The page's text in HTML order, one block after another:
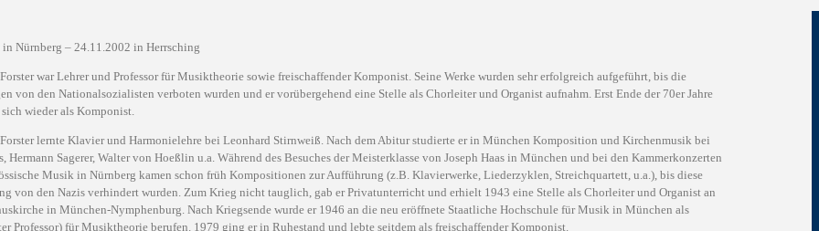
in Nürnberg – 24.11.2002 in Herrsching
war Lehrer und Professor für Musiktheorie sowie freischaffender Komponist. Seine Werke wurden sehr erfolgreich aufgeführt, bis die
von den Nationalsozialisten verboten wurden und er vorübergehend eine Stelle als Chorleiter und Organist aufnahm. Erst Ende der 70er Jahre
wieder als Komponist.
lernte Klavier und Harmonielehre bei Leonhard Stirnweiß. Nach dem Abitur studierte er in München Komposition und Kirchenmusik bei
Hermann Sagerer, Walter von Hoeßlin u.a. Während des Besuches der Meisterklasse von Joseph Haas in München und bei den Kammerkonzerten
Musik in Nürnberg kamen schon früh Kompositionen zur Aufführung (z.B. Klavierwerke, Liederzyklen, Streichquartett, u.a.), bis diese
von den Nazis verhindert wurden. Zum Krieg nicht tauglich, gab er Privatunterricht und erhielt 1943 eine Stelle als Chorleiter und Organist an
in München-Nymphenburg. Nach Kriegsende wurde er 1946 an die neu eröffnete Staatliche Hochschule für Musik in München als
Professor) für Musiktheorie berufen. 1979 ging er in Ruhestand und lebte seitdem als freischaffender Komponist.